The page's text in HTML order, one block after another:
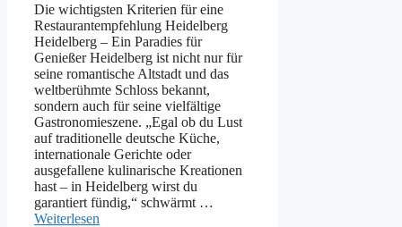
Die wichtigsten Kriterien für eine
Restaurantempfehlung Heidelberg
Heidelberg – Ein Paradies für
Genießer Heidelberg ist nicht nur für
seine romantische Altstadt und das
weltberühmte Schloss bekannt,
sondern auch für seine vielfältige
Gastronomieszene. „Egal ob du Lust
auf traditionelle deutsche Küche,
internationale Gerichte oder
ausgefallene kulinarische Kreationen
hast – in Heidelberg wirst du
garantiert fündig,“ schwärmt …
Weiterlesen